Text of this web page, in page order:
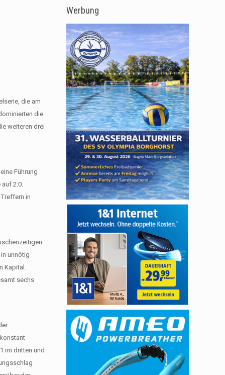
die am
die
weiteren drei
Führung
2:0.
in
unnötig
Kapital.
sechs
im dritten und
Werbung